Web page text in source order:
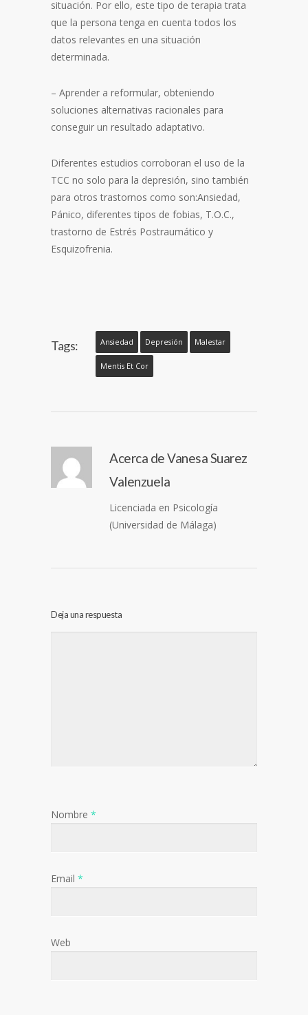
situación. Por ello, este tipo de terapia trata
que la persona tenga en cuenta todos los
datos relevantes en una situación
determinada.
– Aprender a reformular, obteniendo
soluciones alternativas racionales para
conseguir un resultado adaptativo.
Diferentes estudios corroboran el uso de la
TCC no solo para la depresión, sino también
para otros trastornos como son:Ansiedad,
Pánico, diferentes tipos de fobias, T.O.C.,
trastorno de Estrés Postraumático y
Esquizofrenia.
Tags: Ansiedad Depresión Malestar
Mentis Et Cor
Acerca deVanesa Suarez
Valenzuela
Licenciada en Psicología
(Universidad de Málaga)
Deja una respuesta
Nombre *
Email *
Web